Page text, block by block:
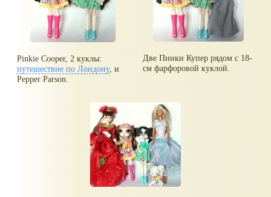
Pinkie Cooper, 2 куклы:
путешествие по Лондону, и
Pepper Parson.
Две Пинки Купер рядом с 18-
см фарфоровой куклой.